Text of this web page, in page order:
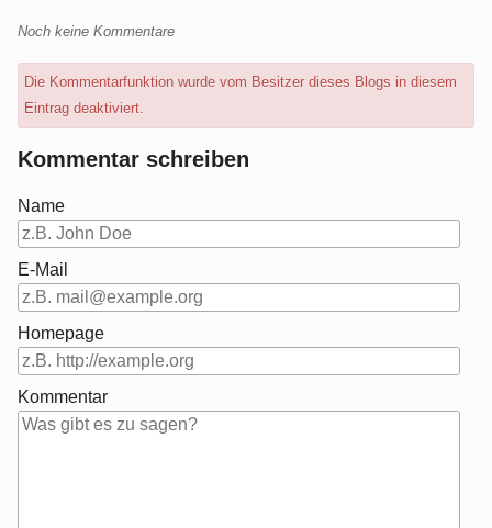
Noch keine Kommentare
Die Kommentarfunktion wurde vom Besitzer dieses Blogs in diesem
Eintrag deaktiviert.
Kommentar schreiben
Name
E-Mail
Homepage
Kommentar